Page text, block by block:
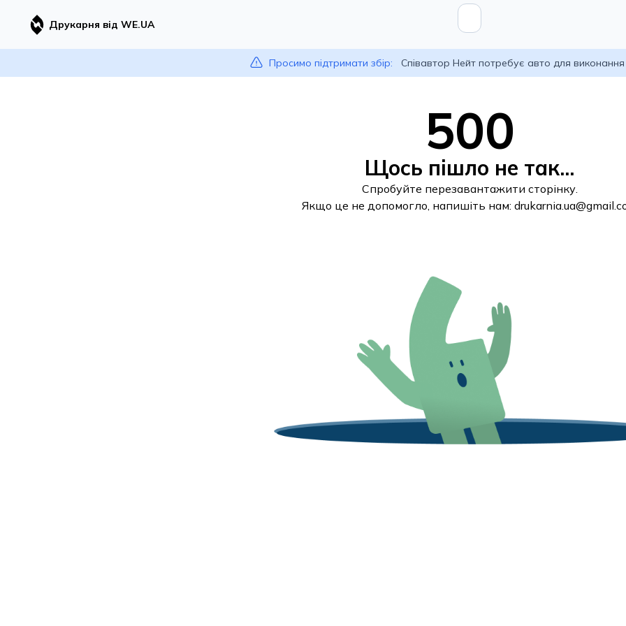
Друкарня від WE.UA
Просимо підтримати збір: Співавтор Нейт потребує авто для
500
Щось пішло не так...
Спробуйте перезавантажити сторінку.
Якщо це не допомогло, напишіть нам: